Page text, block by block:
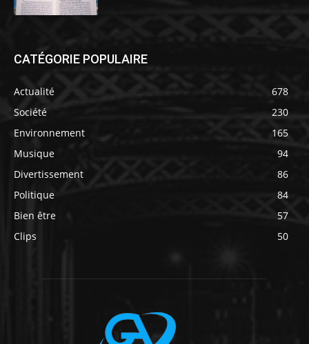
CATÉGORIE POPULAIRE
Actualité
678
Société
230
Environnement
165
Musique
94
Divertissement
86
Politique
84
Bien être
57
Clips
50